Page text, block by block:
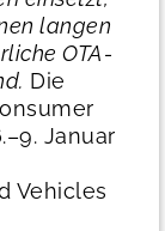
langen
OTA-
Die
Januar
Vehicles